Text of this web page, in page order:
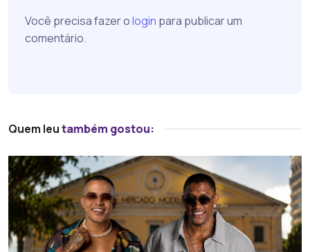
Você precisa fazer ologin para publicar um
comentário.
Quem leutambém gostou: